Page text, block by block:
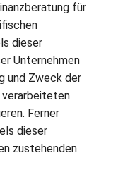
für
dieser
Unternehmen
und Zweck der
verarbeiteten
Ferner
dieser
zustehenden